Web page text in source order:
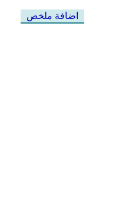
اضافة ملخص